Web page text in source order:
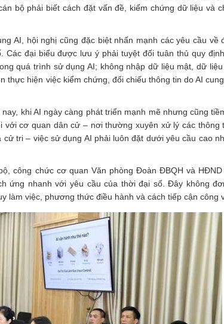
bộ phải biết cách đặt vấn đề, kiểm chứng dữ liệu và
AI, hội nghị cũng đặc biệt nhấn mạnh các yêu cầu về
đại biểu được lưu ý phải tuyệt đối tuân thủ quy
quá trình sử dụng AI; không nhập dữ liệu mật, dữ
thực hiện việc kiểm chứng, đối chiếu thông tin do AI
khi AI ngày càng phát triển mạnh mẽ nhưng cũng
cơ quan dân cử – nơi thường xuyên xử lý các thông
tri – việc sử dụng AI phải luôn đặt dưới yêu cầu cao
công chức cơ quan Văn phòng Đoàn ĐBQH và
ứng nhanh với yêu cầu của thời đại số. Đây không
làm việc, phương thức điều hành và cách tiếp cận công